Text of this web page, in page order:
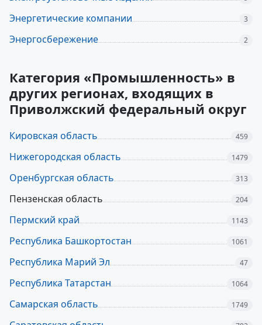
Энергетические компании 3
Энергосбережение 2
Категория «Промышленность» в
других регионах, входящих в
Приволжский федеральный округ
Кировская область 459
Нижегородская область 1479
Оренбургская область 313
Пензенская область 204
Пермский край 1143
Республика Башкортостан 1061
Республика Марий Эл 47
Республика Татарстан 1064
Самарская область 1749